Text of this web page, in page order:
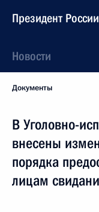
Президент России
Новости
Документы
В Уголовно-
внесены
порядка
лицам